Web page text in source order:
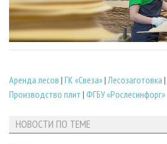
Аренда лесов | ГК «Свеза»| Лесозаготовка |
Производство плит | ФГБУ «Рослесинфорг»
НОВОСТИ ПО ТЕМЕ